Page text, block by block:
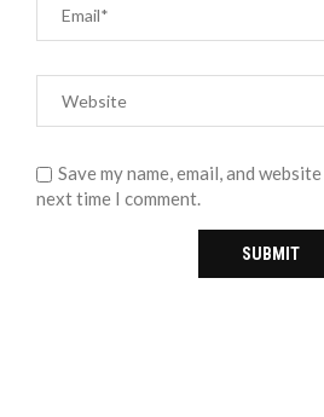
Save my name, email, and
next time I comment.